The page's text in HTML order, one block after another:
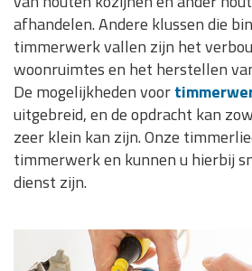
afhandelen. Andere klussen die
timmerwerk vallen zijn het
woonruimtes en het herstellen
De mogelijkheden voor
uitgebreid, en de opdracht kan
zeer klein kan zijn. Onze
timmerwerk en kunnen u hierbij
dienst zijn.